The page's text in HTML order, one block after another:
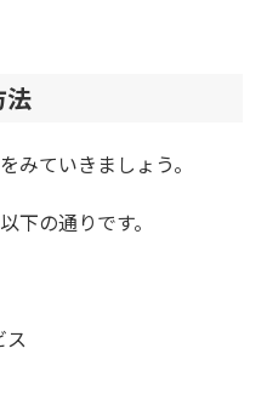
法
みていきましょう。
下の通りです。
ス